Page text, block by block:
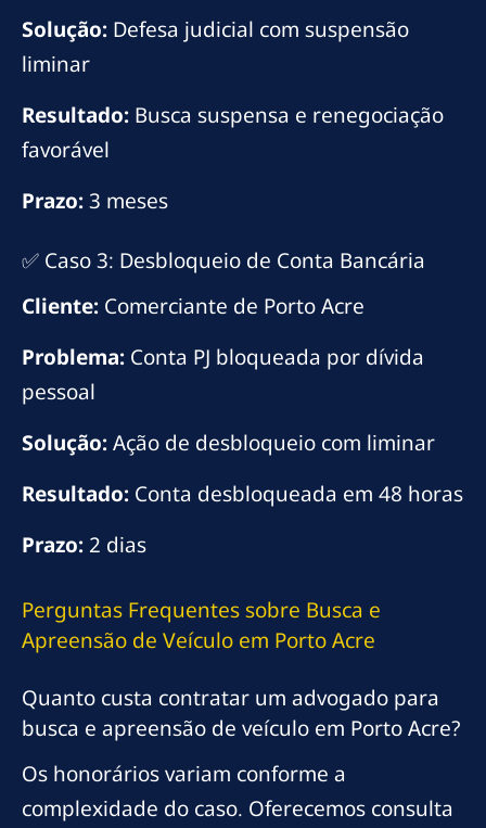
Solução: Defesa judicial com suspensão
liminar
Resultado: Busca suspensa e renegociação
favorável
Prazo:3 meses
✅ Caso 3: Desbloqueio de Conta Bancária
Cliente: Comerciante de Porto Acre
Problema: Conta PJ bloqueada por dívida
pessoal
Solução:Ação de desbloqueio com liminar
Resultado: Conta desbloqueada em 48 horas
Prazo: 2 dias
Perguntas Frequentes sobre Busca e
Apreensão de Veículo em Porto Acre
Quanto custa contratar um advogado para
busca e apreensão de veículo em Porto Acre?
Os honorários variam conforme a
complexidade do caso. Oferecemos consulta